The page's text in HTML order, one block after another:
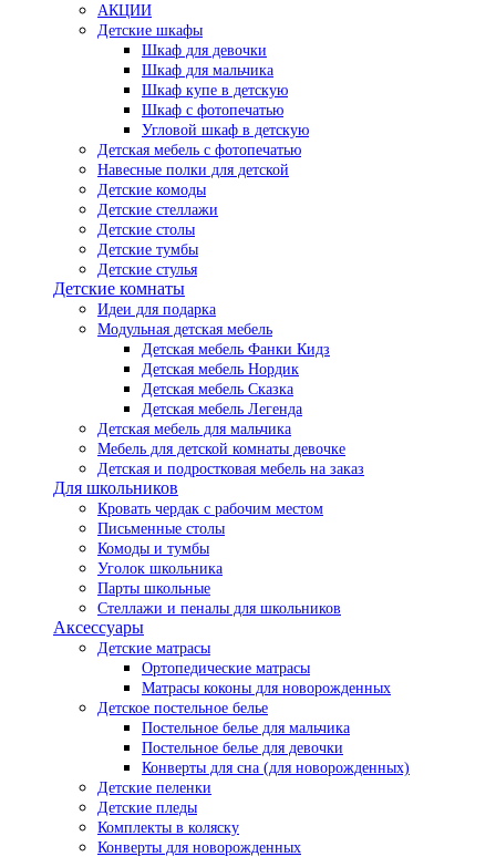
АКЦИИ
Детские шкафы
Шкаф для девочки
Шкаф для мальчика
Шкаф купе в детскую
Шкаф с фотопечатью
Угловой шкаф в детскую
Детская мебель с фотопечатью
Навесные полки для детской
Детские комоды
Детские стеллажи
Детские столы
Детские тумбы
Детские стулья
Детские комнаты
Идеи для подарка
Модульная детская мебель
Детская мебель Фанки Кидз
Детская мебель Нордик
Детская мебель Сказка
Детская мебель Легенда
Детская мебель для мальчика
Мебель для детской комнаты девочке
Детская и подростковая мебель на заказ
Для школьников
Кровать чердак с рабочим местом
Письменные столы
Комоды и тумбы
Уголок школьника
Парты школьные
Стеллажи и пеналы для школьников
Аксессуары
Детские матрасы
Ортопедические матрасы
Матрасы коконы для новорожденных
Детское постельное белье
Постельное белье для мальчика
Постельное белье для девочки
Конверты для сна (для новорожденных)
Детские пеленки
Детские пледы
Комплекты в коляску
Конверты для новорожденных